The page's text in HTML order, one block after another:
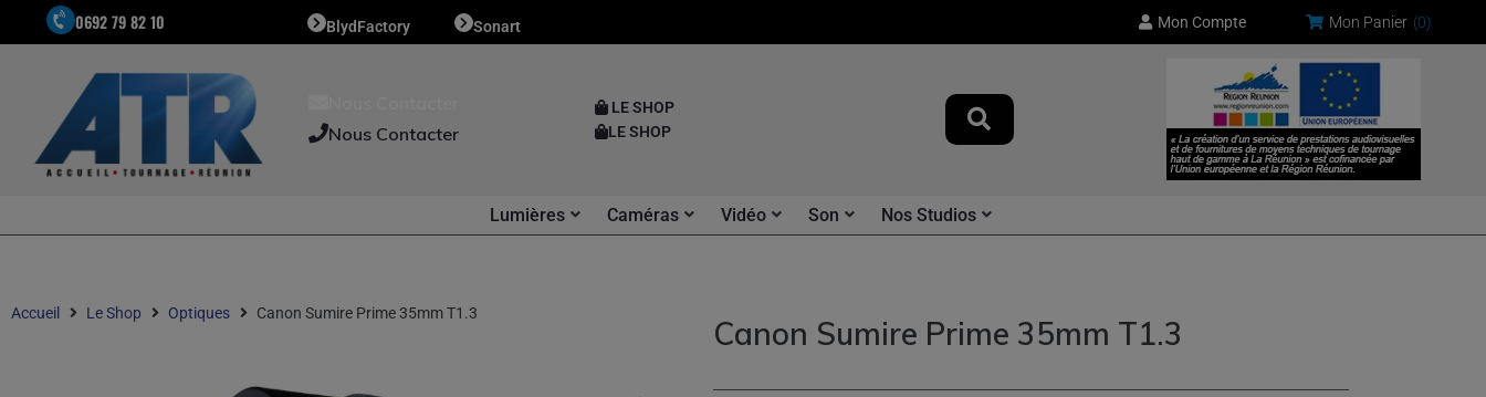
0692 79 82 10 BlydFactory Sonart Mon Compte Mon Panier (0)
Nous Contacter
LE SHOP
LE SHOP
Lumières Caméras Vidéo Son Nos Studios
Accueil Le Shop Optiques Canon Sumire Prime 35mm T1.3
Canon Sumire Prime 35mm T1.3